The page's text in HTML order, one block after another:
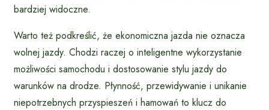
bardziej widoczne.
Warto też podkreślić, że ekonomiczna jazda nie oznacza
wolnej jazdy. Chodzi raczej o inteligentne wykorzystanie
możliwości samochodu i dostosowanie stylu jazdy do
warunków na drodze. Płynność, przewidywanie i unikanie
niepotrzebnych przyspieszeń i hamowań to klucz do